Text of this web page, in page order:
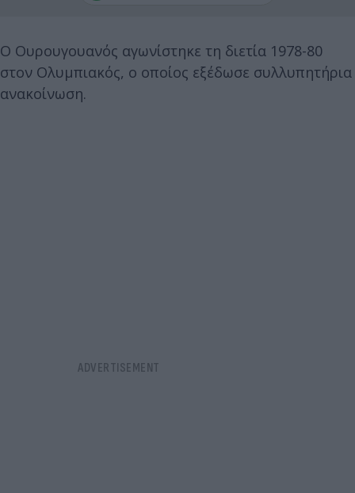
Ο Ουρουγουανός αγωνίστηκε τη διετία 1978-80
στον Ολυμπιακός, ο οποίος εξέδωσε συλλυπητήρια
ανακοίνωση.